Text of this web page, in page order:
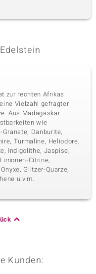
zur rechten Afrikas
Vielzahl gefragter
Aus Madagaskar
wie
Danburite,
Turmaline, Heliodore,
Indigolithe, Jaspise,
Citrine,
Glitzer-Quarze,
u.v.m.
Kunden: